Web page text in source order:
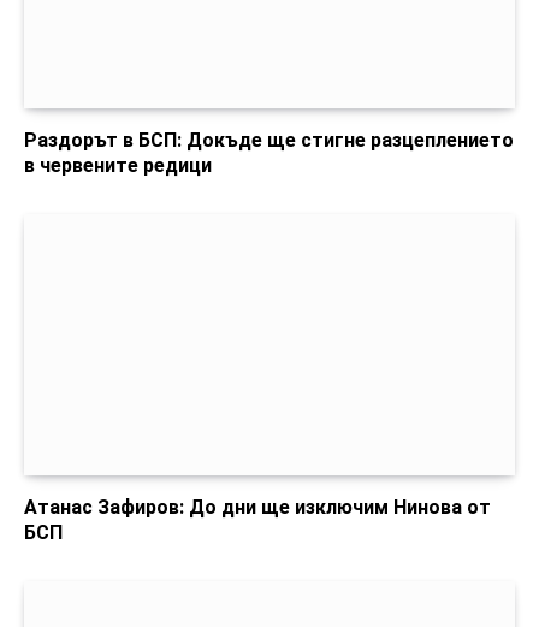
Раздорът в БСП: Докъде ще стигне разцеплението
в червените редици
Атанас Зафиров: До дни ще изключим Нинова от
БСП